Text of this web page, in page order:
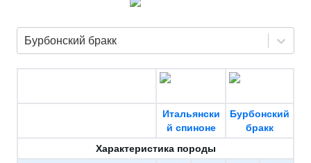
Бурбонский бракк
Итальянски
й спиноне
Бурбонский
бракк
Характеристика породы